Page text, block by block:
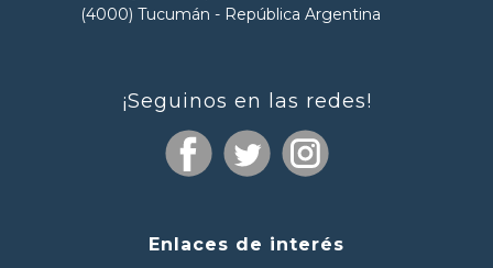
(4000) Tucumán - República Argentina
¡Seguinos en las redes!
Enlaces de interés